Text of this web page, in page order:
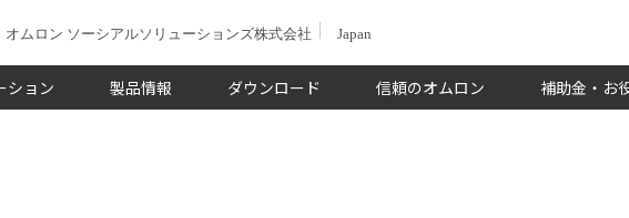
オムロン ソーシアルソリューションズ株式会社 Japan
ション 製品情報 ダウンロード 信頼のオムロン 補助金・お